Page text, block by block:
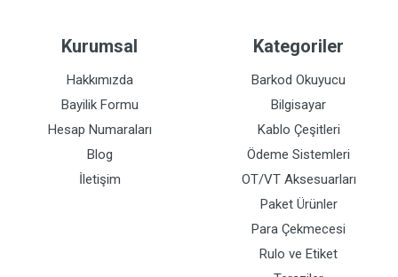
Kurumsal
Hakkımızda
Bayilik Formu
Hesap Numaraları
Blog
İletişim
Kategoriler
Barkod Okuyucu
Bilgisayar
Kablo Çeşitleri
Ödeme Sistemleri
OT/VT Aksesuarları
Paket Ürünler
Para Çekmecesi
Rulo ve Etiket